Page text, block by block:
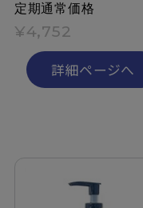
定期通常価格
¥4,752
詳細ページへ